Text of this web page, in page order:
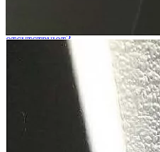
недостатков, если в акте
присутствует положение о
отсутствуют?
Согласно ст. 756 ГК РФ, а
30.12.2004 № 214-ФЗ (ред. от
долевом строительстве
объектов недвижимости и...
Можно ли делать ремонт в
иском о взыскании
В связи с тем, что в ходе
может ходатайствовать о